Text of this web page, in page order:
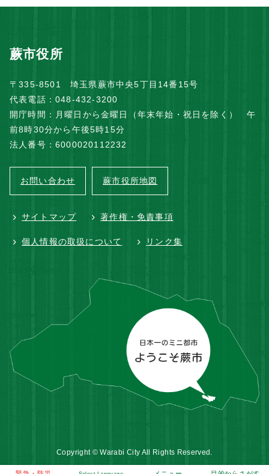
蕨市役所
〒335-8501 埼玉県蕨市中央5丁目14番15号
代表電話：048-432-3200
開庁時間：月曜日から金曜日（年末年始・祝日を除く） 午
前8時30分から午後5時15分
法人番号：6000020112232
お問い合わせ 蕨市役所地図
サイトマップ 著作権・免責事項
個人情報の取扱について リンク集
Copyright © Warabi City All Rights Reserved.